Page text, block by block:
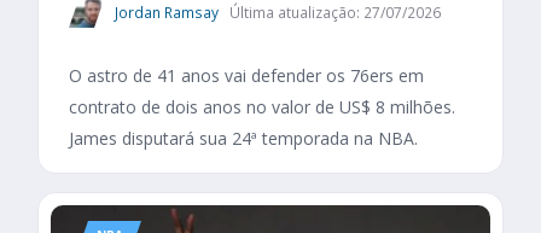
Jordan Ramsay Última atualização: 27/07/2026
O astro de 41 anos vai defender os 76ers em
contrato de dois anos no valor de US$ 8 milhões.
James disputará sua 24ª temporada na NBA.